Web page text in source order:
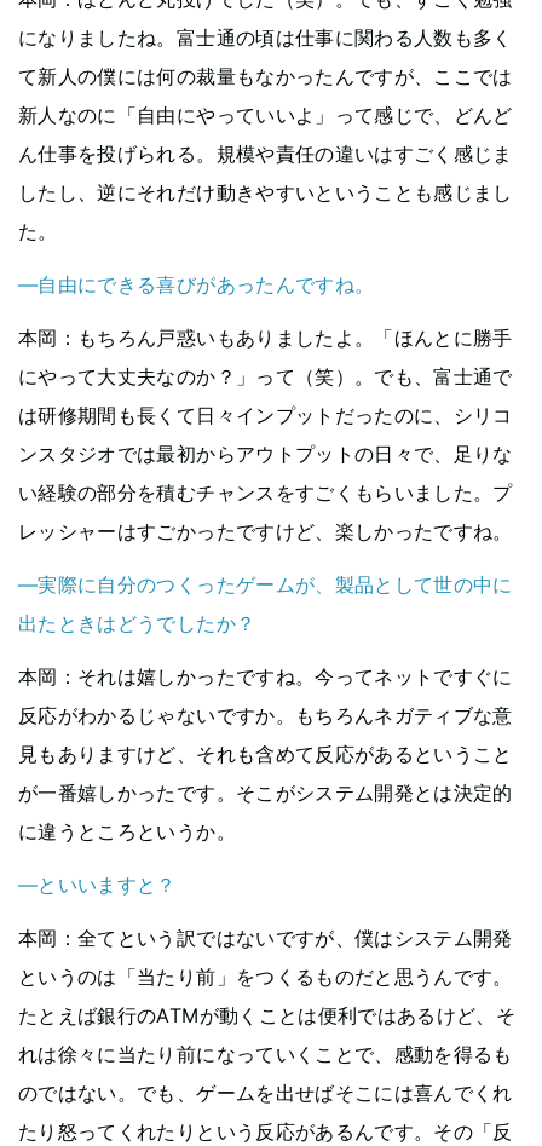
になりましたね。富士通の頃は仕事に関わる人数も多く
て新人の僕には何の裁量もなかったんですが、ここでは
新人なのに「自由にやっていいよ」って感じで、どんど
ん仕事を投げられる。規模や責任の違いはすごく感じま
したし、逆にそれだけ動きやすいということも感じまし
た。
—自由にできる喜びがあったんですね。
本岡 ：もちろん戸惑いもありましたよ。「ほんとに勝手
にやって大丈夫なのか？」って（笑）。でも、富士通で
は研修期間も長くて日々インプットだったのに、シリコ
ンスタジオでは最初からアウトプットの日々で、足りな
い経験の部分を積むチャンスをすごくもらいました。プ
レッシャーはすごかったですけど、楽しかったですね。
—実際に自分のつくったゲームが、製品として世の中に
出たときはどうでしたか？
本岡 ：それは嬉しかったですね。今ってネットですぐに
反応がわかるじゃないですか。もちろんネガティブな意
見もありますけど、それも含めて反応があるということ
が一番嬉しかったです。そこがシステム開発とは決定的
に違うところというか。
—といいますと？
本岡 ：全てという訳ではないですが、僕はシステム開発
というのは「当たり前」をつくるものだと思うんです。
たとえば銀行のATMが動くことは便利ではあるけど、そ
れは徐々に当たり前になっていくことで、感動を得るも
のではない。でも、ゲームを出せばそこには喜んでくれ
たり怒ってくれたりという反応があるんです。その「反